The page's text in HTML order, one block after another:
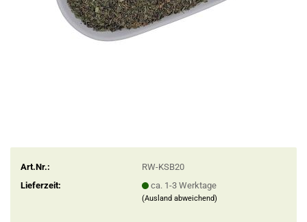
Art.Nr.:
RW-KSB20
Lieferzeit:
ca. 1-3 Werktage
(Ausland abweichend)